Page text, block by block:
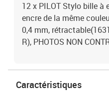
12 x PILOT Stylo bille à
encre de la même
0,4 mm,
R), PHOTOS NON
Caractéristiques